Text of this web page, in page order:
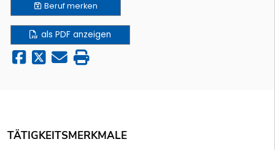
Berufmerken
als PDF anzeigen
TÄTIGKEITSMERKMALE